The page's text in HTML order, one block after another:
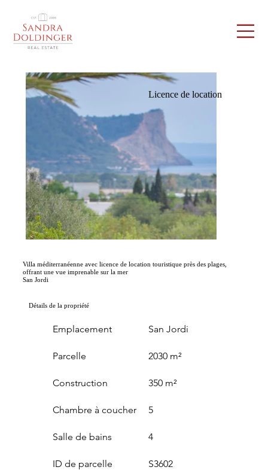
Licence de location
Villa méditerranéenne avec licence de location touristique près des plages,
offrant une vue imprenable sur la mer
San Jordi
Détails de la propriété
Emplacement
Parcelle
Construction
San Jordi
2030 m²
350 m²
Chambre à coucher
Salle de bains
5
4
ID de parcelle S3602